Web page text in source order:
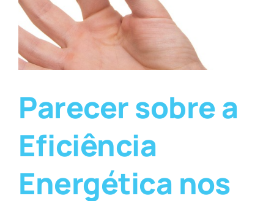
Parecer sobre a
Eficiência
Energética nos